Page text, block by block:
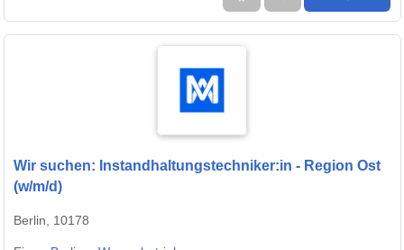
Wir suchen: Instandhaltungstechniker:in - Region Ost
(w/m/d)
Berlin, 10178